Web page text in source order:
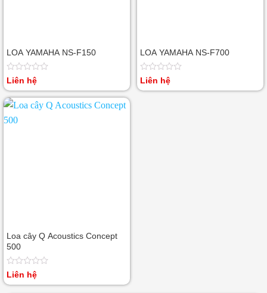
LOA YAMAHA NS-F150
Được
hạng
0
sao
Liên hệ
LOA YAMAHA NS-F700
Được
Liên hệ
Loa cây Q Acoustics Concept
500
Được
Liên hệ